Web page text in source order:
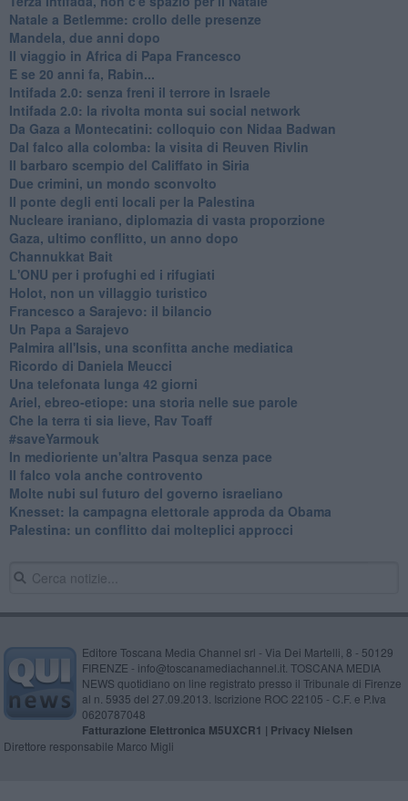
Natale a Betlemme: crollo delle presenze
Mandela, due anni dopo
Il viaggio in Africa di Papa Francesco
E se 20 anni fa, Rabin...
Intifada 2.0: senza freni il terrore in Israele
Intifada 2.0: la rivolta monta sui social network
Da Gaza a Montecatini: colloquio con Nidaa Badwan
Dal falco alla colomba: la visita di Reuven Rivlin
Il barbaro scempio del Califfato in Siria
Due crimini, un mondo sconvolto
Il ponte degli enti locali per la Palestina
Nucleare iraniano, diplomazia di vasta proporzione
Gaza, ultimo conflitto, un anno dopo
Channukkat Bait
L'ONU per i profughi ed i rifugiati
Holot, non un villaggio turistico
Francesco a Sarajevo: il bilancio
Un Papa a Sarajevo
Palmira all'Isis, una sconfitta anche mediatica
Ricordo di Daniela Meucci
​Una telefonata lunga 42 giorni
​Ariel, ebreo-etiope: una storia nelle sue parole
Che la terra ti sia lieve, Rav Toaff
​#saveYarmouk
​In medioriente un'altra Pasqua senza pace
​Il falco vola anche controvento
Molte nubi sul futuro del governo israeliano
Knesset: la campagna elettorale approda da Obama
Palestina: un conflitto dai molteplici approcci
Editore Toscana Media Channel srl - Via Dei Martelli, 8 - 50129
FIRENZE - info@toscanamediachannel.it. TOSCANA MEDIA
NEWS quotidiano on line registrato presso il Tribunale di Firenze
al n. 5935 del 27.09.2013. Iscrizione ROC 22105 - C.F. e P.Iva
0620787048
Fatturazione Elettronica M5UXCR1 | Privacy Nielsen
Direttore responsabile Marco Migli